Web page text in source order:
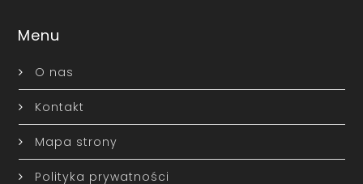
Menu
O nas
Kontakt
Mapa strony
Polityka prywatności